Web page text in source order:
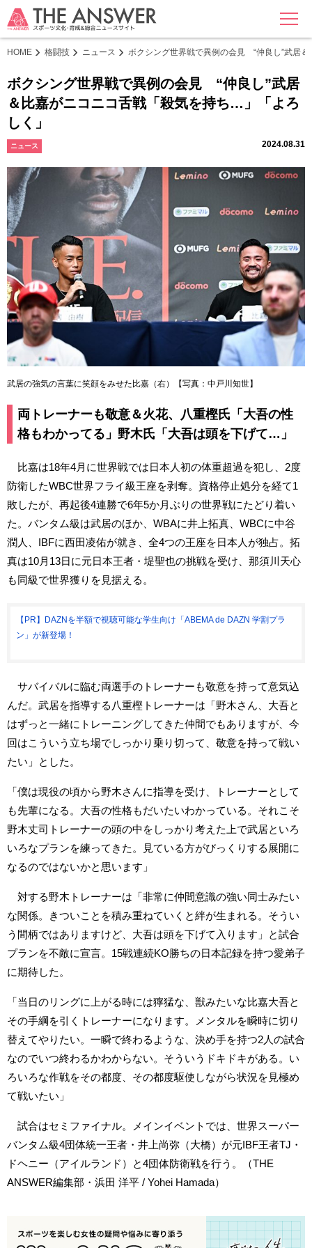
MENU
HOME 格闘技 ニュース ボクシング世界戦で異例の会見 “仲良し”武居
ボクシング世界戦で異例の会見 “仲良し”武居
＆比嘉がニコニコ舌戦「殺気を持ち…」「よろ
しく」
ニュース 2024.08.31
武居の強気の言葉に笑顔をみせた比嘉（右）【写真：中戸川知世】
両トレーナーも敬意＆火花、八重樫氏「大吾の性
格もわかってる」野木氏「大吾は頭を下げて…」
比嘉は18年4月に世界戦では日本人初の体重超過を犯し、2度
防衛したWBC世界フライ級王座を剥奪。資格停止処分を経て1
敗したが、再起後4連勝で6年5か月ぶりの世界戦にたどり着い
た。バンタム級は武居のほか、WBAに井上拓真、WBCに中谷
潤人、IBFに西田凌佑が就き、全4つの王座を日本人が独占。拓
真は10月13日に元日本王者・堤聖也の挑戦を受け、那須川天心
も同級で世界獲りを見据える。
【PR】DAZNを半額で視聴可能な学生向け「ABEMA de DAZN 学割プラ
ン」が新登場！
サバイバルに臨む両選手のトレーナーも敬意を持って意気込
んだ。武居を指導する八重樫トレーナーは「野木さん、大吾と
はずっと一緒にトレーニングしてきた仲間でもありますが、今
回はこういう立ち場でしっかり乗り切って、敬意を持って戦い
たい」とした。
「僕は現役の頃から野木さんに指導を受け、トレーナーとして
も先輩になる。大吾の性格もだいたいわかっている。それこそ
野木丈司トレーナーの頭の中をしっかり考えた上で武居といろ
いろなプランを練ってきた。見ている方がびっくりする展開に
なるのではないかと思います」
対する野木トレーナーは「非常に仲間意識の強い同士みたい
な関係。きついことを積み重ねていくと絆が生まれる。そうい
う間柄ではありますけど、大吾は頭を下げて入ります」と試合
プランを不敵に宣言。15戦連続KO勝ちの日本記録を持つ愛弟子
に期待した。
「当日のリングに上がる時には獰猛な、獣みたいな比嘉大吾と
その手綱を引くトレーナーになります。メンタルを瞬時に切り
替えてやりたい。一瞬で終わるような、決め手を持つ2人の試合
なのでいつ終わるかわからない。そういうドキドキがある。い
ろいろな作戦をその都度、その都度駆使しながら状況を見極め
て戦いたい」
試合はセミファイナル。メインイベントでは、世界スーパー
バンタム級4団体統一王者・井上尚弥（大橋）が元IBF王者TJ・
ドヘニー（アイルランド）と4団体防衛戦を行う。（THE
ANSWER編集部・浜田 洋平 / Yohei Hamada）